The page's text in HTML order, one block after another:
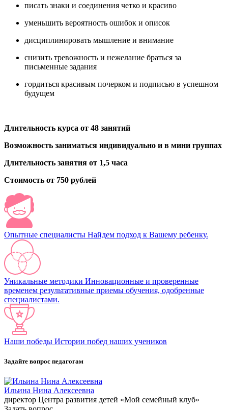
писать знаки и соединения четко и красиво
уменьшить вероятность ошибок и описок
дисциплинировать мышление и внимание
снизить тревожность и нежелание браться за
письменные задания
гордиться красивым почерком и подписью в успешном
будущем
Длительность курса от 48 занятий
Возможность заниматься индивидуально и в мини группах
Длительность занятия от 1,5 часа
Стоимость от 750 рублей
Опытные специалисты Найдем подход к Вашему ребенку.
Уникальные методики Инновационные и проверенные
временем результативные приемы обучения, одобренные
специалистами.
Наши победы Истории побед наших учеников
Задайте вопрос педагогам
Ильина Нина Алексеевна
директор Центра развития детей «Мой семейный клуб»